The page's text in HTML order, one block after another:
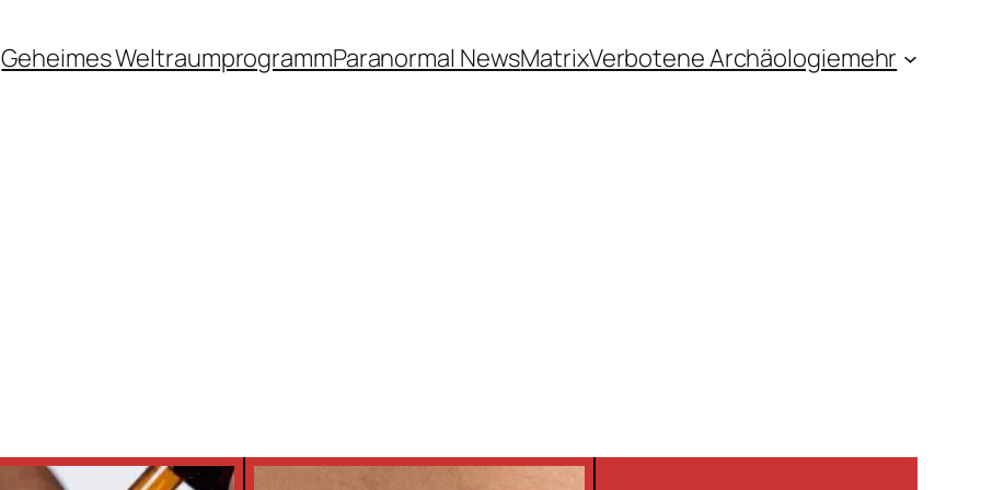
Geheimes WeltraumprogrammParanormal NewsMatrixVerbotene Archäologiemehr